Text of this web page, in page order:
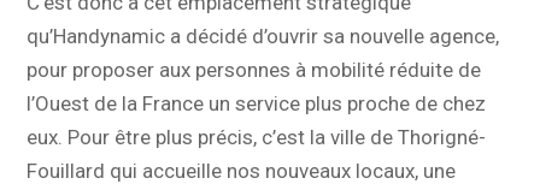
qu’Handynamic a décidé d’ouvrir sa nouvelle agence,
pour proposer aux personnes à mobilité réduite de
l’Ouest de la France un service plus proche de chez
eux. Pour être plus précis, c’est la ville de Thorigné-
Fouillard qui accueille nos nouveaux locaux, une